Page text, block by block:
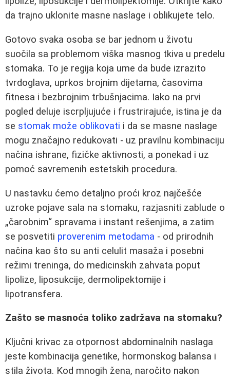
da trajno uklonite masne naslage i oblikujete telo.
Gotovo svaka osoba se bar jednom u životu
suočila sa problemom viška masnog tkiva u predelu
stomaka. To je regija koja ume da bude izrazito
tvrdoglava, uprkos brojnim dijetama, časovima
fitnesa i bezbrojnim trbušnjacima. Iako na prvi
pogled deluje iscrpljujuće i frustrirajuće, istina je da
se stomak može oblikovati i da se masne naslage
mogu značajno redukovati - uz pravilnu kombinaciju
načina ishrane, fizičke aktivnosti, a ponekad i uz
pomoć savremenih estetskih procedura.
U nastavku ćemo detaljno proći kroz najčešće
uzroke pojave sala na stomaku, razjasniti zablude o
„čarobnim“ spravama i instant rešenjima, a zatim
se posvetiti proverenim metodama - od prirodnih
načina kao što su anti celulit masaža i posebni
režimi treninga, do medicinskih zahvata poput
lipolize, liposukcije, dermolipektomije i
lipotransfera.
Zašto se masnoća toliko zadržava na stomaku?
Ključni krivac za otpornost abdominalnih naslaga
jeste kombinacija genetike, hormonskog balansa i
stila života. Kod mnogih žena, naročito nakon